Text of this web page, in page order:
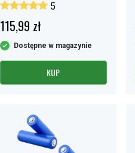
5
115,99 zł
Dostępne w magazynie
KUP